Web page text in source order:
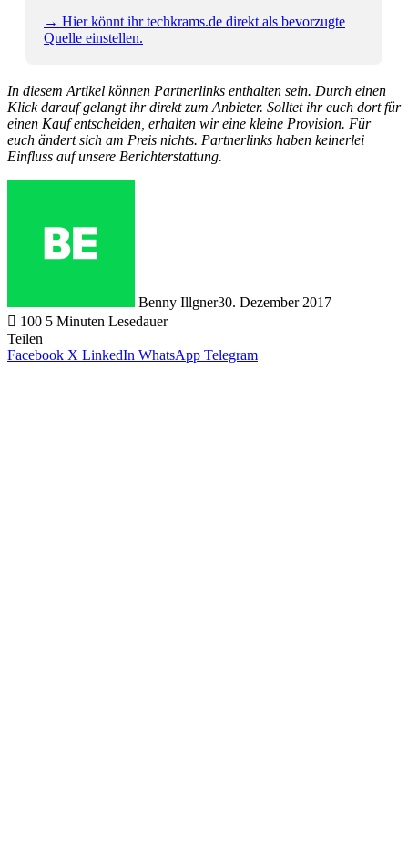
→ Hier könnt ihr techkrams.de direkt als bevorzugte
Quelle einstellen.
In diesem Artikel können Partnerlinks enthalten sein. Durch einen
Klick darauf gelangt ihr direkt zum Anbieter. Solltet ihr euch dort für
einen Kauf entscheiden, erhalten wir eine kleine Provision. Für
euch ändert sich am Preis nichts. Partnerlinks haben keinerlei
Einfluss auf unsere Berichterstattung.
Benny Illgner30. Dezember 2017
100 5 Minuten Lesedauer
Teilen
Facebook X LinkedIn WhatsApp Telegram